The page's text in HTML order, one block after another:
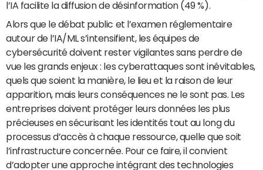
l’IA facilite la diffusion de désinformation (49 %).
Alors que le débat public et l’examen réglementaire
autour de l’IA/ML s’intensifient, les équipes de
cybersécurité doivent rester vigilantes sans perdre de
vue les grands enjeux : les cyberattaques sont inévitables,
quels que soient la manière, le lieu et la raison de leur
apparition, mais leurs conséquences ne le sont pas. Les
entreprises doivent protéger leurs données les plus
précieuses en sécurisant les identités tout au long du
processus d’accès à chaque ressource, quelle que soit
l’infrastructure concernée. Pour ce faire, il convient
d’adopter une approche intégrant des technologies